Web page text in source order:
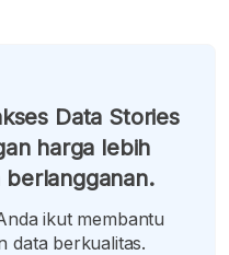
Data Stories
harga lebih
berlangganan.
ikut membantu
data berkualitas.